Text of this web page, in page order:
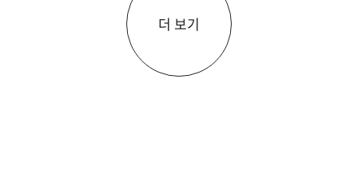
더 보기